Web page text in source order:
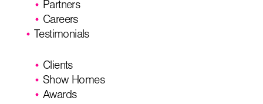
Partners
Careers
Testimonials
Clients
Show Homes
Awards